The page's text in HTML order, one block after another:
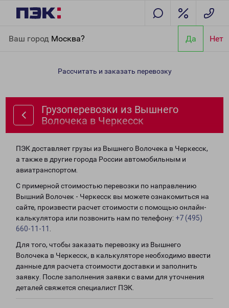
Ваш город Москва? Да Нет
в Черкесск
Рассчитать и заказать перевозку
Грузоперевозки из Вышнего
Волочека в Черкесск
ПЭК доставляет грузы из Вышнего Волочека в Черкесск,
а также в другие города России автомобильным и
авиатранспортом.
С примерной стоимостью перевозки по направлению
Вышний Волочек - Черкесск вы можете ознакомиться на
сайте, произвести расчет стоимости с помощью онлайн-
калькулятора или позвонить нам по телефону: +7 (495)
660-11-11
Для того, чтобы заказать перевозку из Вышнего
Волочека в Черкесск, в калькуляторе необходимо ввести
данные для расчета стоимости доставки и заполнить
заявку. После заполнения заявки с вами для уточнения
деталей свяжется специалист ПЭК.